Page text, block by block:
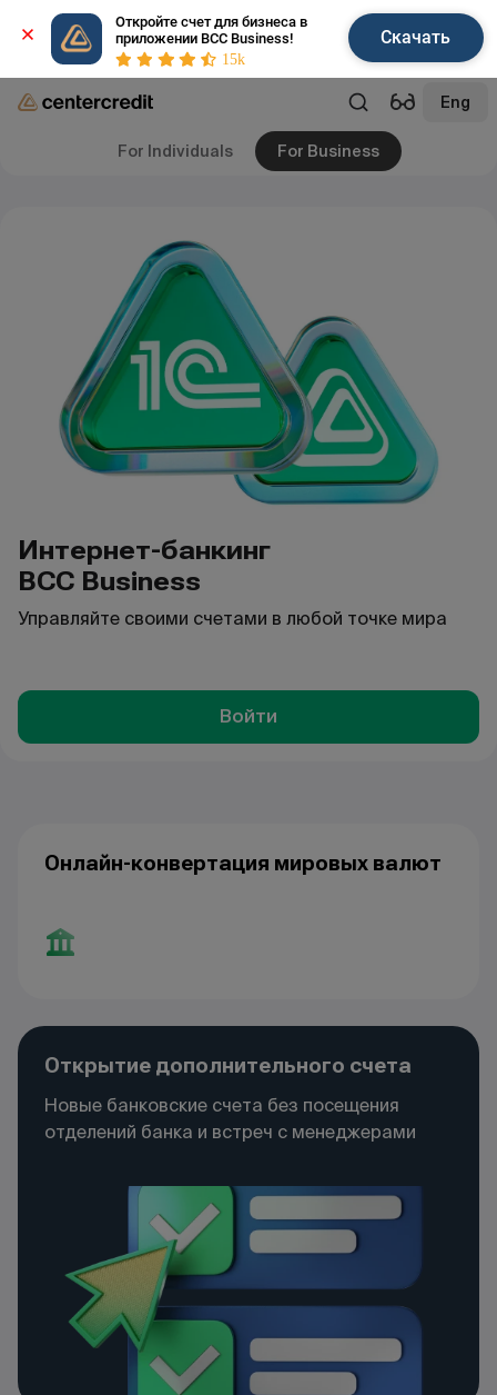
Откройте счет для бизнеса в
приложении BCC Business!
15k
Скачать
Eng
For Individuals For Business
Интернет-банкинг
BCC Business
Управляйте своими счетами в любой точке мира
Войти
Онлайн-конвертация мировых валют
Открытие дополнительного счета
Новые банковские счета без посещения
отделений банка и встреч с менеджерами